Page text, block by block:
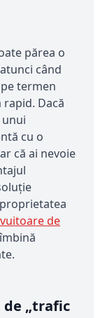
părea o
când
termen
Dacă
cu o
că ai nevoie
de
de „trafic